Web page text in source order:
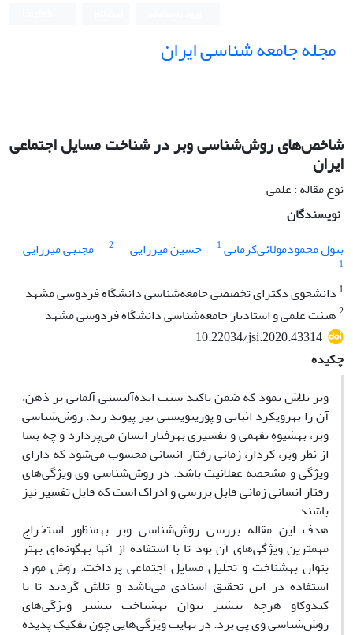
مجله جامعه شناسی ایران
شاخص‌های روش‌شناسی وبر در شناخت مسایل اجتماعی
ایران
نوع مقاله : علمی
نویسندگان
بتول محمودمولائی‌کرمانی1 حسین میرزایی 2 مجتبی میرزایی
1
1 دانشجوی دکترای تخصصی جامعه‌شناسی دانشگاه فردوسی مشهد
2هیئت علمی و استادیار جامعه‌شناسی دانشگاه فردوسی مشهد
10.22034/jsi.2020.43314
چکیده
وبر تلاش نمود که ضمن تاکید سنت ایده‌آلیستی آلمانی بر ذهن،
آن را به­رویکرد اثباتی و پوزیتویستی نیز پیوند زند. روش‌شناسی
وبر، به­شیوه تفهمی و تفسیری به­رفتار انسان می‌پردازد و چه بسا
از نظر وبر، کردار، زمانی رفتار انسانی محسوب می‌شود که دارای
ویژگی و مشخصه عقلانیت باشد. در روش‌شناسی وی ویژگی‌های
رفتار انسانی زمانی قابل بررسی و ادراک است که قابل تفسیر نیز
باشند.
هدف این مقاله بررسی روش‌شناسی وبر به­منظور استخراج
مهمترین ویژگی‌های آن بود تا با استفاده از آن­ها به­گونه‌ای بهتر
بتوان به­شناخت و تحلیل مسایل اجتماعی پرداخت. روش مورد
استفاده در این تحقیق اسنادی می‌باشد و تلاش گردید تا با
کندوکاو هرچه بیشتر بتوان به­شناخت بیشتر ویژگی‌های
روش‌شناسی وی پی برد. در نهایت ویژگی‌هایی چون تفکیک پدیده